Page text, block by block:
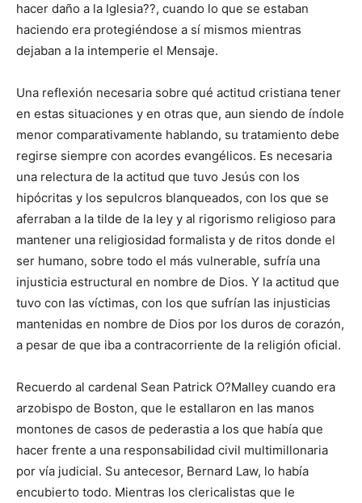
hacer daño a la Iglesia??, cuando lo que se estaban
haciendo era protegiéndose a sí mismos mientras
dejaban a la intemperie el Mensaje.
Una reflexión necesaria sobre qué actitud cristiana tener
en estas situaciones y en otras que, aun siendo de índole
menor comparativamente hablando, su tratamiento debe
regirse siempre con acordes evangélicos. Es necesaria
una relectura de la actitud que tuvo Jesús con los
hipócritas y los sepulcros blanqueados, con los que se
aferraban a la tilde de la ley y al rigorismo religioso para
mantener una religiosidad formalista y de ritos donde el
ser humano, sobre todo el más vulnerable, sufría una
injusticia estructural en nombre de Dios. Y la actitud que
tuvo con las víctimas, con los que sufrían las injusticias
mantenidas en nombre de Dios por los duros de corazón,
a pesar de que iba a contracorriente de la religión oficial.
Recuerdo al cardenal Sean Patrick O?Malley cuando era
arzobispo de Boston, que le estallaron en las manos
montones de casos de pederastia a los que había que
hacer frente a una responsabilidad civil multimillonaria
por vía judicial. Su antecesor, Bernard Law, lo había
encubierto todo. Mientras los clericalistas que le